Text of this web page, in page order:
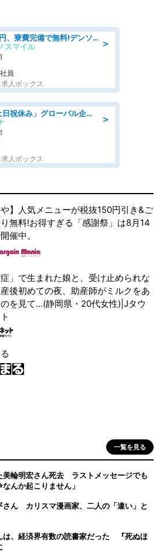
＞
入社特典58万円、寮費完備で無料!デンソーで働こう!自動車工場で小型部品の検査業務 denso aichi
スマイル
員
人ボックス
＞
09月開始/「土日祝休み」グローバル企業での産業保健のお仕事/保健師/高時給/残業なし/服装自由
人ボックス
や】人気メニューが税抜150円引き&ご
無料!お得すぎる「感謝祭」は8月14
催中。
症」で生まれた娘と、受け止められな
後初めての夜、助産師がミルクをあ
を見て...(静岡県・20代女性)|Jタウ
一覧を見る
美輪明宏さん死去 ラストメッセージでも
んか起こりません」
さん カリスマ漫画家、二人の「違い」と
は、経済界有数の読書家だった 『死ぬほ